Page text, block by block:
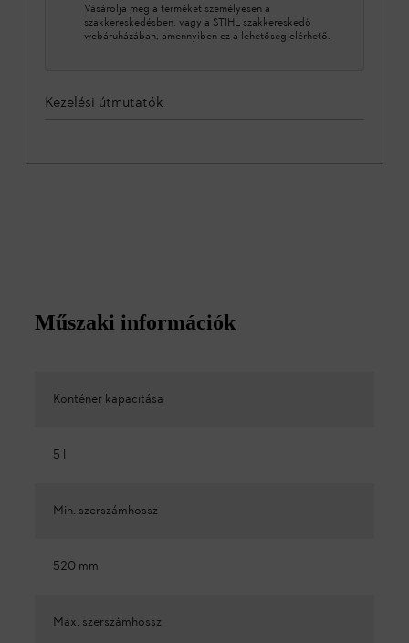
Vásárolja meg a terméket személyesen a
szakkereskedésben, vagy a STIHL szakkereskedő
webáruházában, amennyiben ez a lehetőség elérhető.
Kezelési útmutatók
Műszaki információk
Konténer kapacitása
5 l
Min. szerszámhossz
520 mm
Max. szerszámhossz